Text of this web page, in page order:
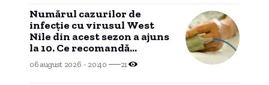
Numărul cazurilor de
infecție cu virusul West
Nile din acest sezon a ajuns
la 10. Ce recomandă
autoritățile
06 august 2026 - 20:40 21